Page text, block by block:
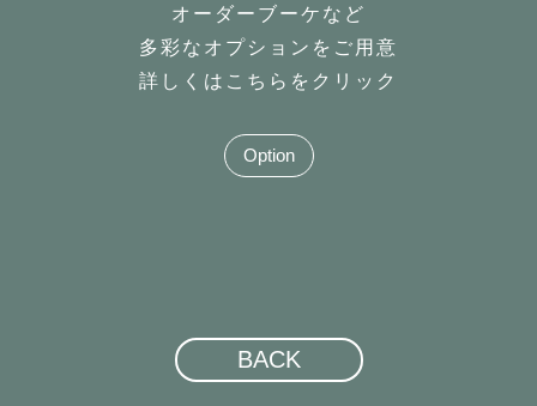
オーダーブーケなど
多彩なオプションをご用意
詳しくはこちらをクリック
Option
BACK